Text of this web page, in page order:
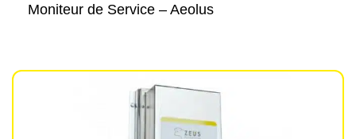
Moniteur de Service – Aeolus